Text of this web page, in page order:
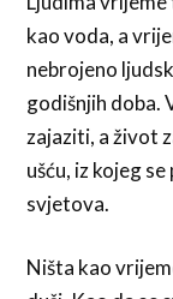
kao voda, a
nebrojeno
godišnjih doba.
zajaziti, a život
ušću, iz kojeg
svjetova.
Ništa kao